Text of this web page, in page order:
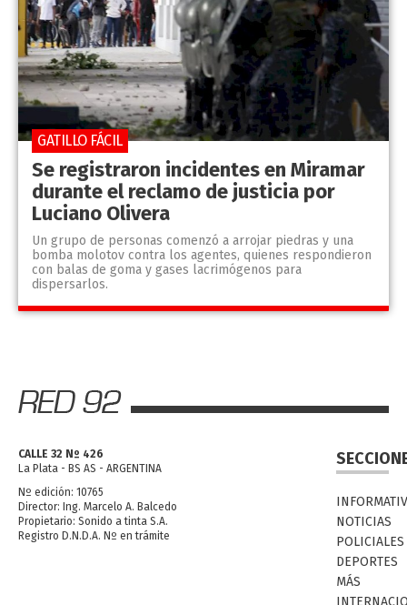
Se registraron incidentes en Miramar
durante el reclamo de justicia por
Luciano Olivera
Un grupo de personas comenzó a arrojar piedras y una
bomba molotov contra los agentes, quienes respondieron
con balas de goma y gases lacrimógenos para
dispersarlos.
GATILLO FÁCIL
CALLE 32 Nº 426
La Plata - BS AS - ARGENTINA
Nº edición: 10765
Director: Ing. Marcelo A. Balcedo
Propietario: Sonido a tinta S.A.
Registro D.N.D.A. Nº en trámite
NOTICIAS
POLICIALES
DEPORTES
MÁS